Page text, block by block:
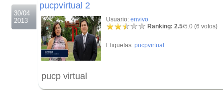
30/04
2013
pucpvirtual 2
Usuario: envivo
Ranking: 2.5/5.0 (6 votos)
Etiquetas: pucpvirtual
pucp virtual